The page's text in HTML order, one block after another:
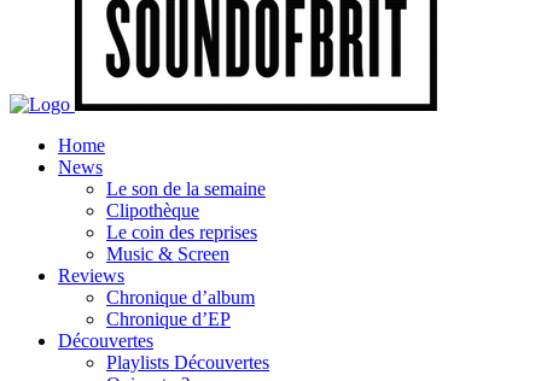
Home
News
Le son de la semaine
Clipothèque
Le coin des reprises
Music & Screen
Reviews
Chronique d’album
Chronique d’EP
Découvertes
Playlists Découvertes